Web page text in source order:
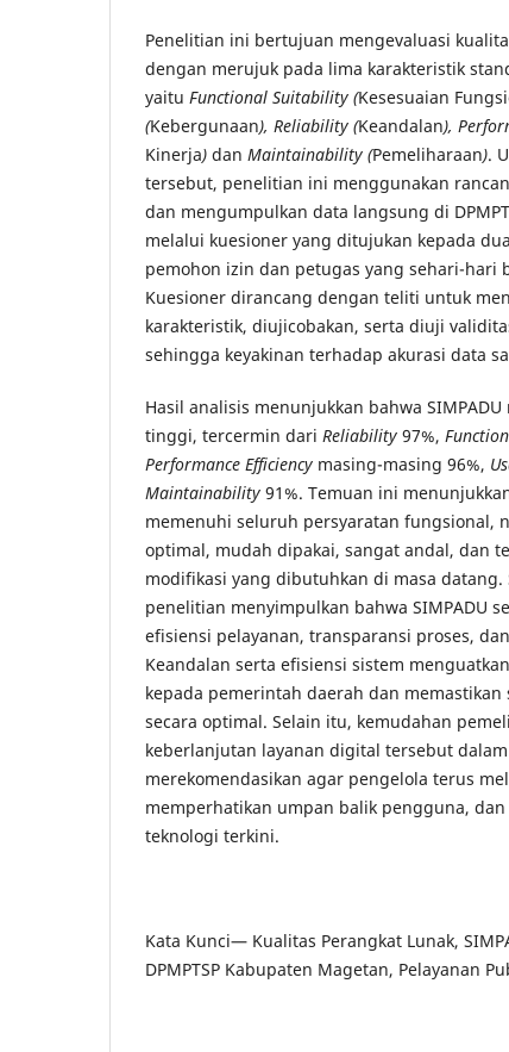
Penelitian ini bertujuan mengevaluasi
dengan merujuk pada lima karakteristik
yaitu Functional Suitability (Kesesuaian
(Kebergunaan), Reliability (Keandalan),
Kinerja) dan Maintainability (Pemeliharaan).
tersebut, penelitian ini menggunakan
dan mengumpulkan data langsung di
melalui kuesioner yang ditujukan kepada
pemohon izin dan petugas yang sehari-hari
Kuesioner dirancang dengan teliti untuk
karakteristik, diujicobakan, serta diuji
sehingga keyakinan terhadap akurasi data
Hasil analisis menunjukkan bahwa
tinggi, tercermin dari Reliability 97%,
Performance Efficiency masing-masing 96%,
Maintainability 91%. Temuan ini
memenuhi seluruh persyaratan fungsional,
optimal, mudah dipakai, sangat andal, dan
modifikasi yang dibutuhkan di masa datang.
penelitian menyimpulkan bahwa SIMPADU
efisiensi pelayanan, transparansi proses,
Keandalan serta efisiensi sistem
kepada pemerintah daerah dan
secara optimal. Selain itu, kemudahan
keberlanjutan layanan digital tersebut
merekomendasikan agar pengelola terus
memperhatikan umpan balik pengguna,
teknologi terkini.
Kata Kunci— Kualitas Perangkat Lunak,
DPMPTSP Kabupaten Magetan, Pelayanan